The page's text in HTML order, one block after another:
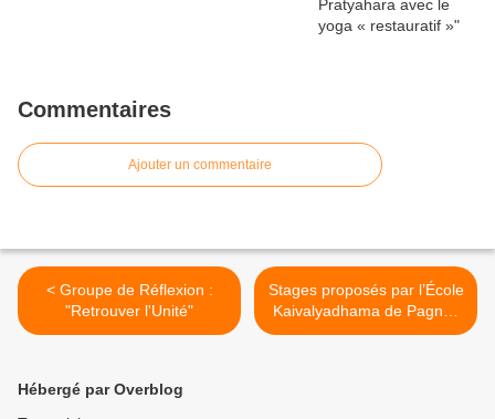
Commentaires
Ajouter un commentaire
< Groupe de Réflexion :
"Retrouver l'Unité"
Stages proposés par l’École
Kaivalyadhama de Pagnoz
>
Hébergé par Overblog